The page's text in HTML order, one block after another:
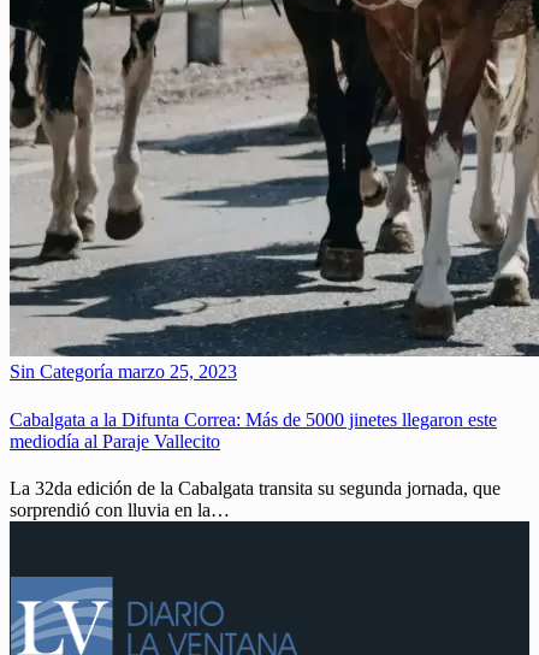
Sin Categoría marzo 25, 2023
Cabalgata a la Difunta Correa: Más de 5000 jinetes llegaron este
mediodía al Paraje Vallecito
La 32da edición de la Cabalgata transita su segunda jornada, que
sorprendió con lluvia en la…